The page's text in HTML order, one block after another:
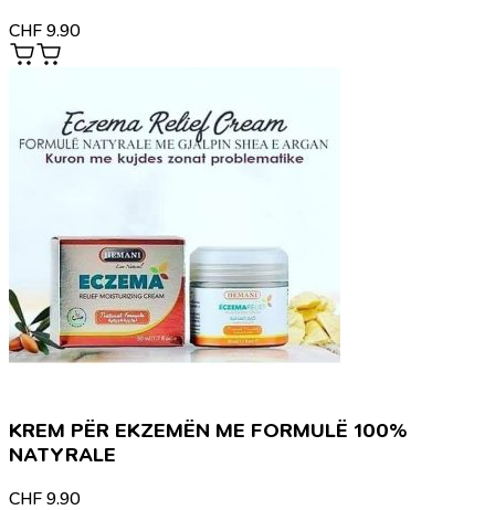
CHF 9.90
KREM PËR EKZEMËN ME FORMULË 100%
NATYRALE
CHF 9.90